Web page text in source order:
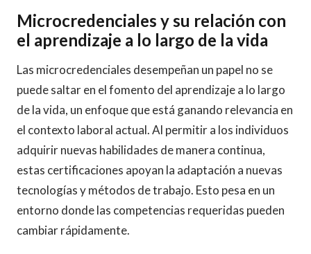
Microcredenciales y su relación con
el aprendizaje a lo largo de la vida
Las microcredenciales desempeñan un papel no se
puede saltar en el fomento del aprendizaje a lo largo
de la vida, un enfoque que está ganando relevancia en
el contexto laboral actual. Al permitir a los individuos
adquirir nuevas habilidades de manera continua,
estas certificaciones apoyan la adaptación a nuevas
tecnologías y métodos de trabajo. Esto pesa en un
entorno donde las competencias requeridas pueden
cambiar rápidamente.